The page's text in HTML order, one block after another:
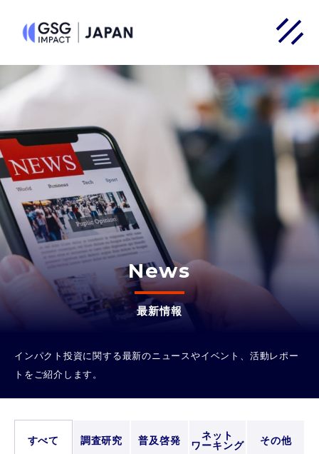
News
最新情報
インパクト投資に関する最新のニュースやイベント、活動レポー
トをご紹介します。
すべて 調査研究 普及啓発
ネット
ワーキング
その他